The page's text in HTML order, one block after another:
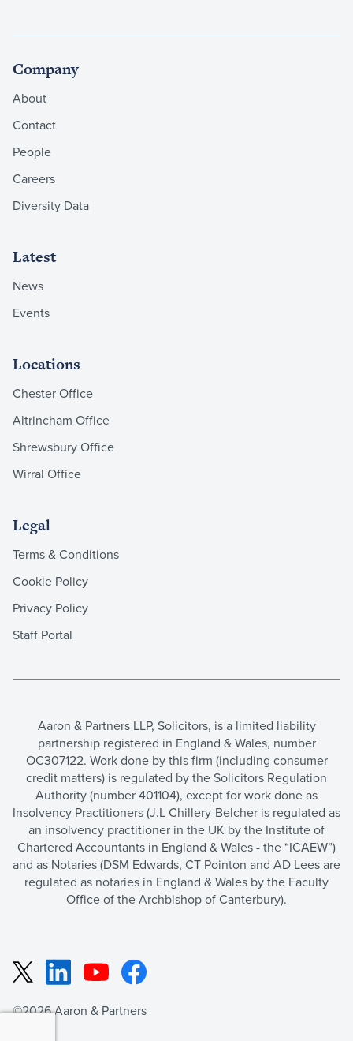
Company
About
Contact
People
Careers
Diversity Data
Latest
News
Events
Locations
Chester Office
Altrincham Office
Shrewsbury Office
Wirral Office
Legal
Terms & Conditions
Cookie Policy
Privacy Policy
Staff Portal
Aaron & Partners LLP, Solicitors, is a limited liability
partnership registered in England & Wales, number
OC307122. Work done by this firm (including consumer
credit matters) is regulated by the Solicitors Regulation
Authority (number 401104), except for work done as
Insolvency Practitioners (J.L Chillery-Belcher is regulated as
an insolvency practitioner in the UK by the Institute of
Chartered Accountants in England & Wales - the “ICAEW”)
and as Notaries (DSM Edwards, CT Pointon and AD Lees are
regulated as notaries in England & Wales by the Faculty
Office of the Archbishop of Canterbury).
©2026 Aaron & Partners
X LinkedInYouTubeFacebook